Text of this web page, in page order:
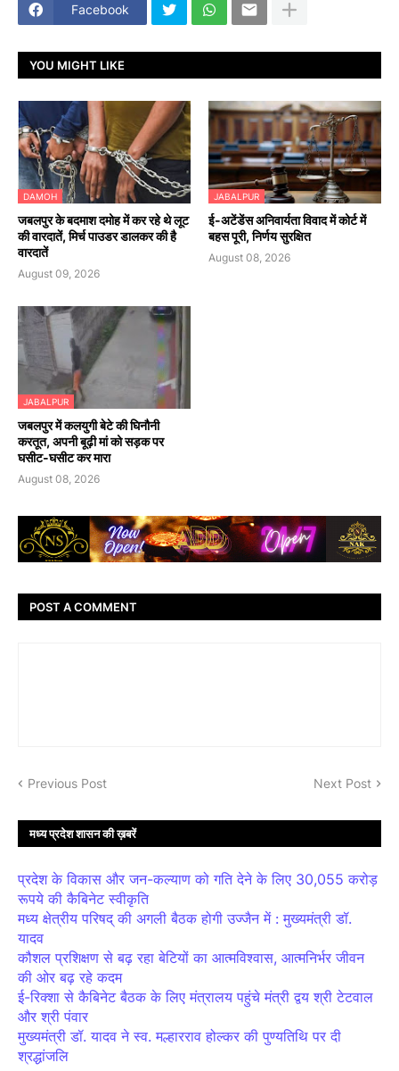
Facebook
YOU MIGHT LIKE
DAMOH
जबलपुर के बदमाश दमोह में कर रहे थे लूट
की वारदातें, मिर्च पाउडर डालकर की है
वारदातें
August 09, 2026
JABALPUR
​ई-अटेंडेंस अनिवार्यता विवाद में कोर्ट में
बहस पूरी, निर्णय सुरक्षित
August 08, 2026
JABALPUR
जबलपुर में कलयुगी बेटे की घिनौनी
करतूत, अपनी बूढ़ी मां को सड़क पर
घसीट-घसीट कर मारा
August 08, 2026
POST A COMMENT
Previous Post Next Post
मध्य प्रदेश शासन की ख़बरें
प्रदेश के विकास और जन-कल्याण को गति देने के लिए 30,055 करोड़
रूपये की कैबिनेट स्वीकृति
मध्य क्षेत्रीय परिषद् की अगली बैठक होगी उज्जैन में : मुख्यमंत्री डॉ.
यादव
कौशल प्रशिक्षण से बढ़ रहा बेटियों का आत्मविश्वास, आत्मनिर्भर जीवन
की ओर बढ़ रहे कदम
ई-रिक्शा से कैबिनेट बैठक के लिए मंत्रालय पहुंचे मंत्री द्वय श्री टेटवाल
और श्री पंवार
मुख्यमंत्री डॉ. यादव ने स्व. मल्हारराव होल्कर की पुण्यतिथि पर दी
श्रद्धांजलि